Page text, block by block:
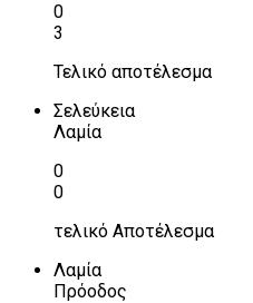
0
3
Τελικό αποτέλεσμα
Σελεύκεια
Λαμία
0
0
τελικό Αποτέλεσμα
Λαμία
Πρόοδος